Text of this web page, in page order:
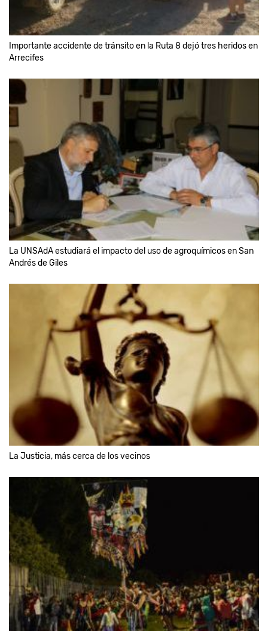
Importante accidente de tránsito en la Ruta 8 dejó tres heridos en
Arrecifes
La UNSAdA estudiará el impacto del uso de agroquímicos en San
Andrés de Giles
La Justicia, más cerca de los vecinos